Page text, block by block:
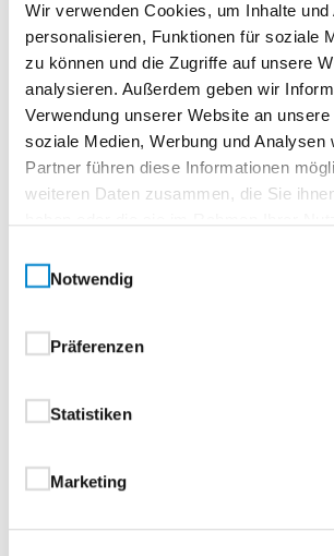
Wir verwenden Cookies, um Inhalte und
personalisieren, Funktionen für soziale
zu können und die Zugriffe auf unsere
analysieren. Außerdem geben wir
Verwendung unserer Website an
soziale Medien, Werbung und Analysen
Partner führen diese Informationen
weiteren Daten zusammen, die Sie
Notwendig
Präferenzen
Statistiken
Marketing
Motiv Trend
Ausstattung Basic
Waagerechte Paneelstruktur im
Einflügelige Tür mit
Zwei Motive zur Wahl – Trend
1-flg. oder 2-flg. Türen (Mehrpreis)
Sichere Feststellmechanik der
Türen
20 Jahre Garantie – Qualität als